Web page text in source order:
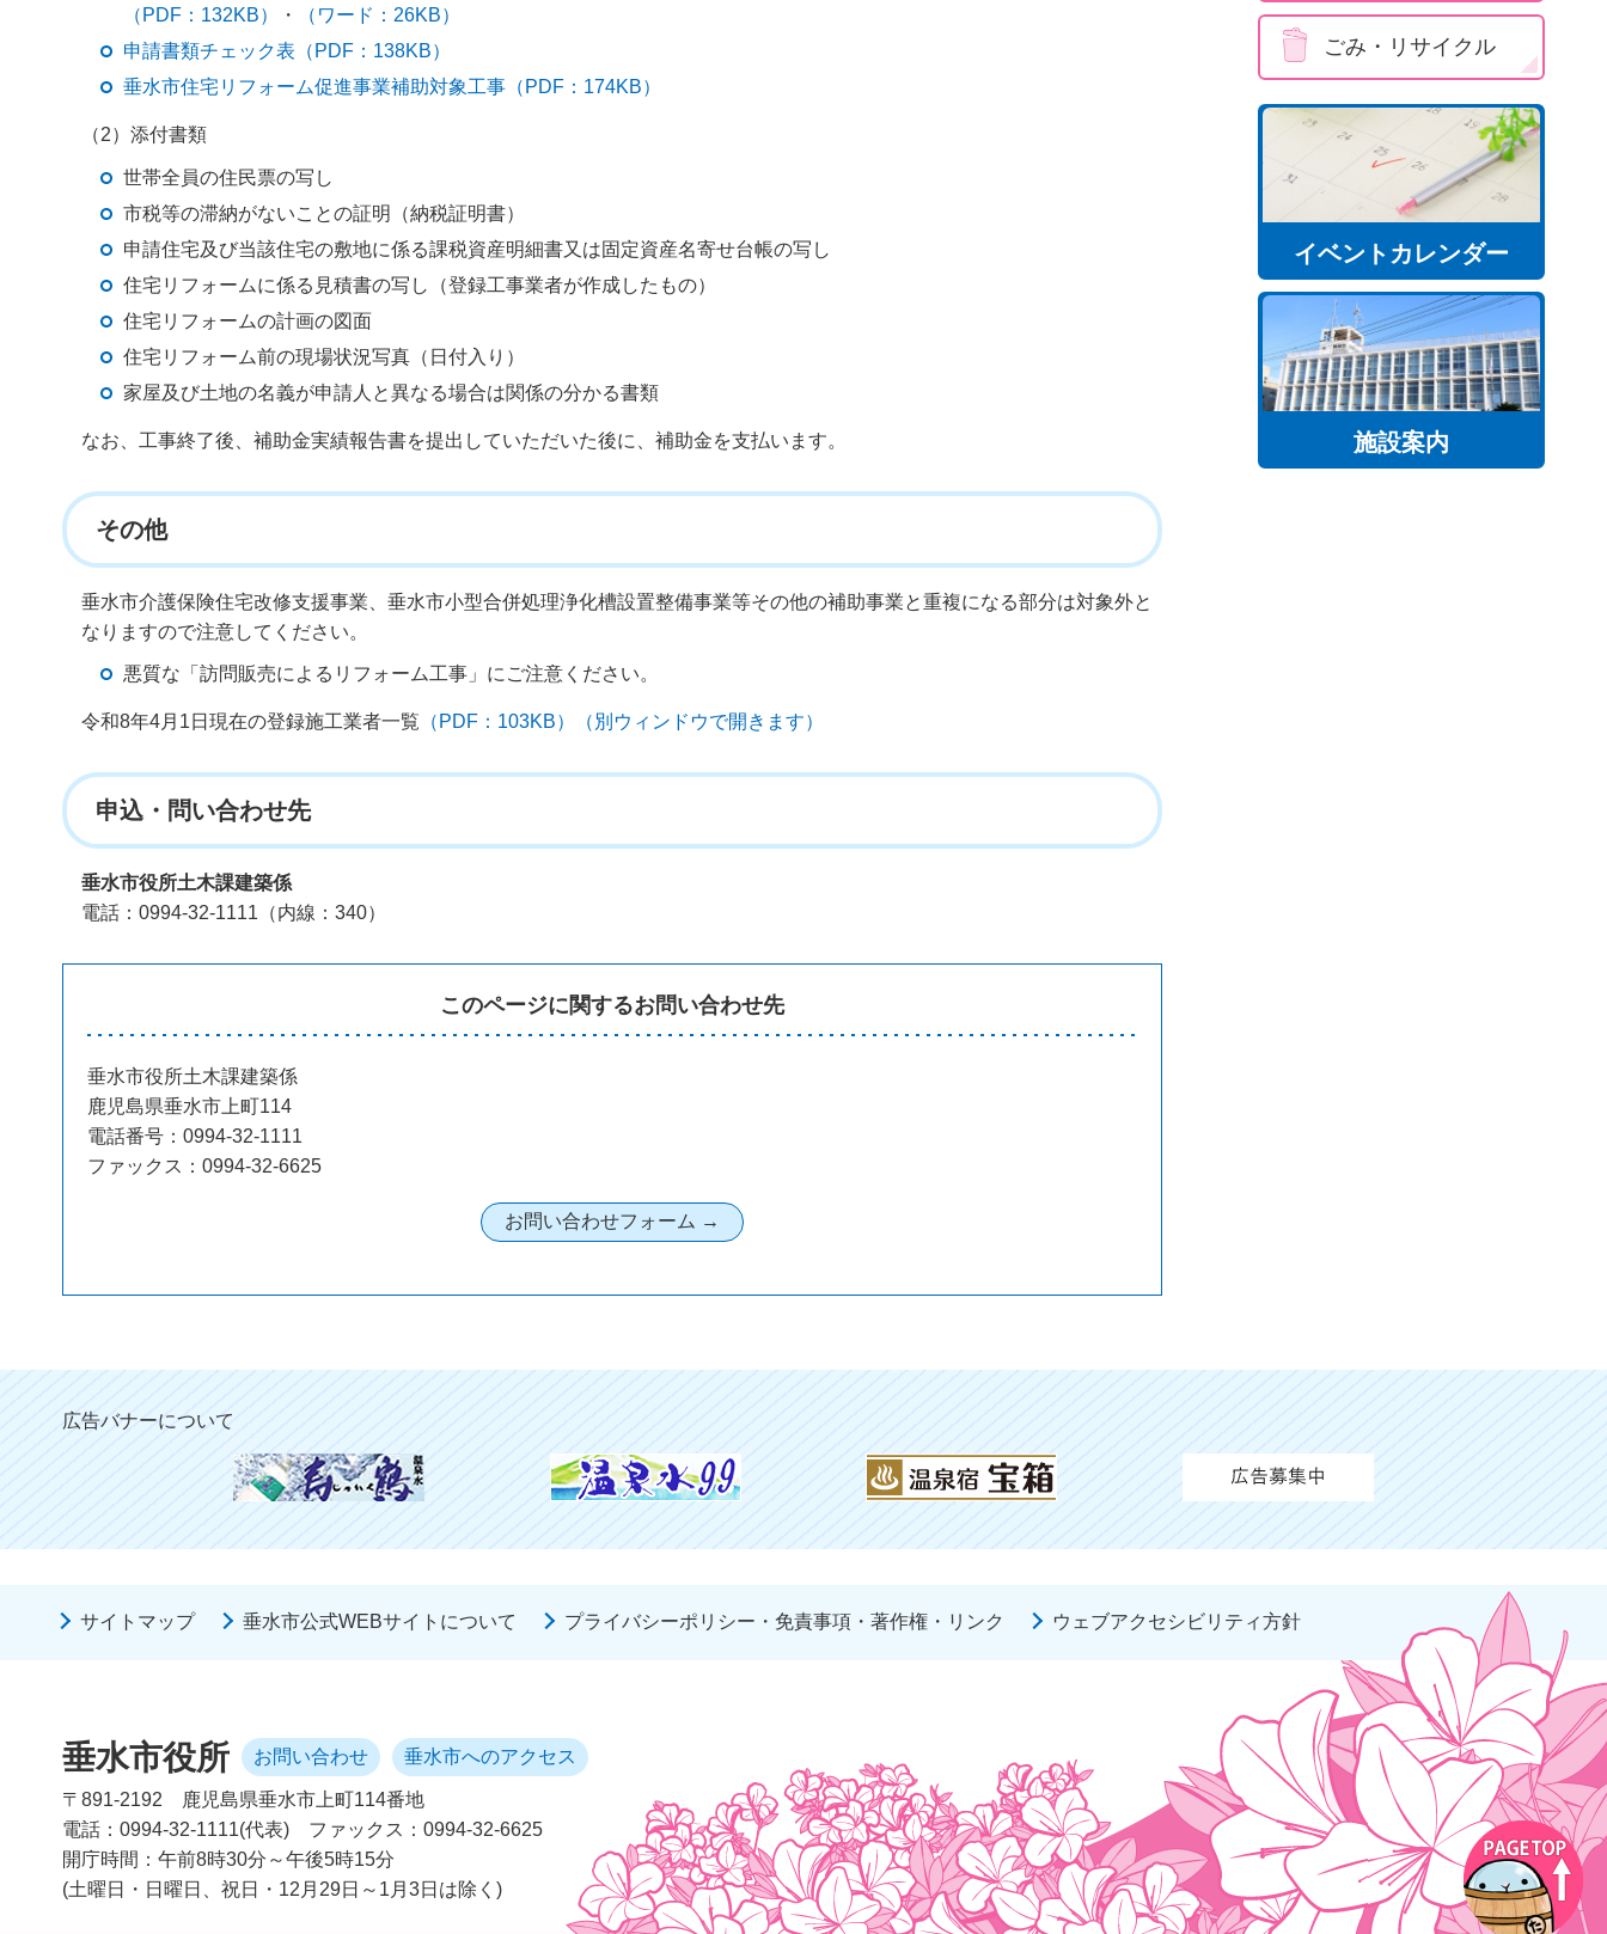
（PDF：132KB）
・
（ワード：26KB）
申請書類チェック表（PDF：138KB）
垂水市住宅リフォーム促進事業補助対象工事（PDF：174KB）
（2）添付書類
世帯全員の住民票の写し
市税等の滞納がないことの証明（納税証明書）
申請住宅及び当該住宅の敷地に係る課税資産明細書又は固定資産名寄せ台帳の写し
住宅リフォームに係る見積書の写し（登録工事業者が作成したもの）
住宅リフォームの計画の図面
住宅リフォーム前の現場状況写真（日付入り）
家屋及び土地の名義が申請人と異なる場合は関係の分かる書類
なお、工事終了後、補助金実績報告書を提出していただいた後に、補助金を支払います。
その他
垂水市介護保険住宅改修支援事業、垂水市小型合併処理浄化槽設置整備事業等その他の補助事業と重複になる部分は対象外と
なりますので注意してください。
悪質な「訪問販売によるリフォーム工事」にご注意ください。
令和8年4月1日現在の登録施工業者一覧 （PDF：103KB）（別ウィンドウで開きます）
申込・問い合わせ先
垂水市役所土木課建築係
電話：0994-32-1111（内線：340）
このページに関するお問い合わせ先
垂水市役所土木課建築係
鹿児島県垂水市上町114
電話番号：0994-32-1111
ファックス：0994-32-6625
ごみ・リサイクル
イベントカレンダー
施設案内
広告バナーについて
サイトマップ 垂水市公式WEBサイトについて プライバシーポリシー・免責事項・著作権・リンク ウェブアクセシビリティ方針
垂水市役所 お問い合わせ 垂水市へのアクセス
〒891-2192
鹿児島県垂水市上町114番地
電話：0994-32-1111(代表)
ファックス：0994-32-6625
開庁時間：午前8時30分～午後5時15分
(土曜日・日曜日、祝日・12月29日～1月3日は除く)